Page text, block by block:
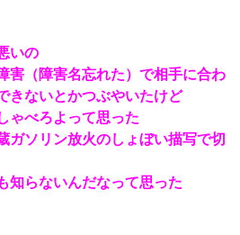
いの
害（障害名忘れた）で相手に合わ
きないとかつぶやいたけど
ゃべろよって思った
ガソリン放火のしょぼい描写で切
知らないんだなって思った